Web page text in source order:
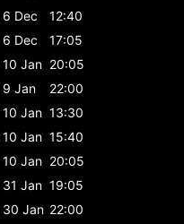
6 Dec
12:40
6 Dec
17:05
10 Jan 20:05
9 Jan
22:00
10 Jan 13:30
10 Jan 15:40
10 Jan 20:05
31 Jan 19:05
30 Jan 22:00